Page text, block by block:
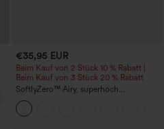
€35,95 EUR
Beim Kauf von 2 Stück 10 % Rabatt |
Beim Kauf von 3 Stück 20 % Rabatt
SoftlyZero™ Airy, superhoch
geschnittene 2-in-1 InstantCool Yoga-
Shorts 7" mit Taschen